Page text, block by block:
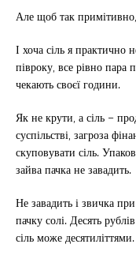
Але щоб так
І хоча сіль я практично
півроку, все рівно
чекають своєї години.
Як не крути, а сіль –
суспільстві, загроза
скуповувати сіль.
зайва пачка не завадить.
Не завадить і звичка
пачку солі. Десять
сіль може десятиліттями.